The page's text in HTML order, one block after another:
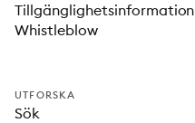
Tillgänglighetsinformation
Whistleblow
UTFORSKA
Sök